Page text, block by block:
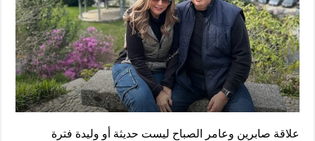
علاقة صابرين وعامر الصباح ليست حديثة أو وليدة فترة